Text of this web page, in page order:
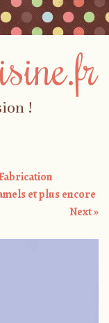
!
et plus encore
Next »